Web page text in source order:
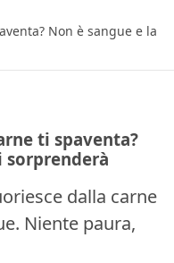
Non è sangue e la
ti spaventa?
sorprenderà
dalla carne
Niente paura,